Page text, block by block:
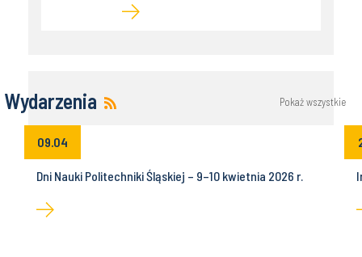
Wydarzenia Pokaż wszystkie
09.04
Dni Nauki Politechniki Śląskiej – 9–10 kwietnia 2026 r.